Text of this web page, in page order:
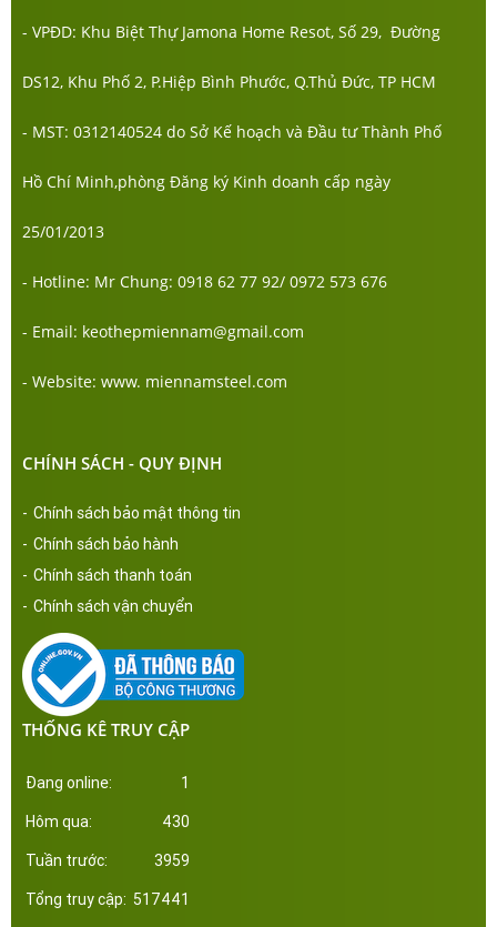
- VPĐD: Khu Biệt Thự Jamona Home Resot, Số 29, Đường
DS12, Khu Phố 2, P.Hiệp Bình Phước, Q.Thủ Đức, TP HCM
- MST: 0312140524 do Sở Kế hoạch và Đầu tư Thành Phố
Hồ Chí Minh,phòng Đăng ký Kinh doanh cấp ngày
25/01/2013
- Hotline: Mr Chung: 0918 62 77 92/ 0972 573 676
- Email: keothepmiennam@gmail.com
- Website: www. miennamsteel.com
CHÍNH SÁCH - QUY ĐỊNH
- Chính sách bảo mật thông tin
- Chính sách bảo hành
- Chính sách thanh toán
- Chính sách vận chuyển
THỐNG KÊ TRUY CẬP
Đang online: 1
Hôm qua: 430
Tuần trước: 3959
Tổng truy cập: 517441